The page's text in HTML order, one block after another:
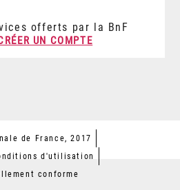
offerts par la BnF
UN COMPTE
de France, 2017
d'utilisation
conforme